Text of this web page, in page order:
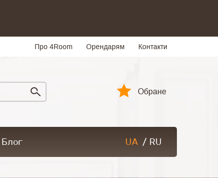
Про 4Room Орендарям Контакти
Обране
Блог UA / RU